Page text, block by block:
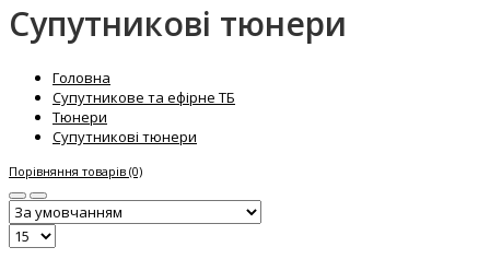
Супутникові тюнери
Головна
Супутникове та ефірне ТБ
Тюнери
Супутникові тюнери
Порівняння товарів (0)